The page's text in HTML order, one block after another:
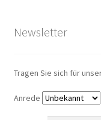
Newsletter
Tragen Sie sich für
Anrede